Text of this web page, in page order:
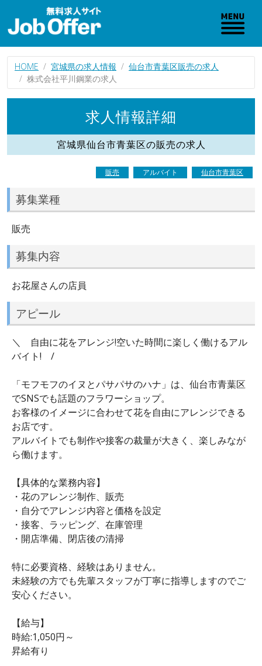
HOME 宮城県の求人情報
仙台市青葉区販売の求人
株式会社平川鋼業の求人
求人情報詳細
宮城県仙台市青葉区の販売の求人
販売 アルバイト 仙台市青葉区
募集業種
販売
募集内容
お花屋さんの店員
アピール
＼ 自由に花をアレンジ!空いた時間に楽しく働けるアル
バイト! /
「モフモフのイヌとパサパサのハナ」は、仙台市青葉区
でSNSでも話題のフラワーショップ。
お客様のイメージに合わせて花を自由にアレンジできる
お店です。
アルバイトでも制作や接客の裁量が大きく、楽しみなが
ら働けます。
【具体的な業務内容】
・花のアレンジ制作、販売
・自分でアレンジ内容と価格を設定
・接客、ラッピング、在庫管理
・開店準備、閉店後の清掃
特に必要資格、経験はありません。
未経験の方でも先輩スタッフが丁寧に指導しますのでご
安心ください。
【給与】
時給:1,050円～
昇給有り